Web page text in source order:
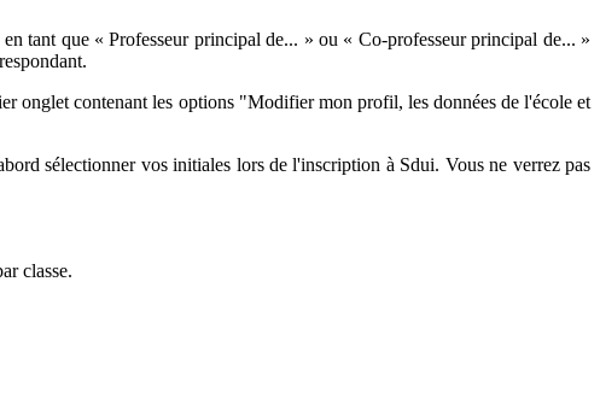
tant que « Professeur principal de... » ou « Co-professeur principal de... »
onglet contenant les options "Modifier mon profil, les données de l'école et
sélectionner vos initiales lors de l'inscription à Sdui. Vous ne verrez pas
classe.